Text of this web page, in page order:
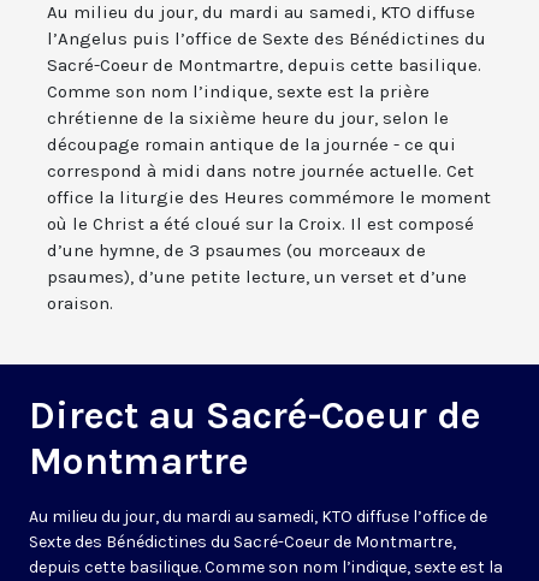
Au milieu du jour, du mardi au samedi, KTO diffuse
l’Angelus puis l’office de Sexte des Bénédictines du
Sacré-Coeur de Montmartre, depuis cette basilique.
Comme son nom l’indique, sexte est la prière
chrétienne de la sixième heure du jour, selon le
découpage romain antique de la journée - ce qui
correspond à midi dans notre journée actuelle. Cet
office la liturgie des Heures commémore le moment
où le Christ a été cloué sur la Croix. Il est composé
d’une hymne, de 3 psaumes (ou morceaux de
psaumes), d’une petite lecture, un verset et d’une
oraison.
Direct au Sacré-Coeur de
Montmartre
Au milieu du jour, du mardi au samedi, KTO diffuse l’office de
Sexte des Bénédictines du Sacré-Coeur de Montmartre,
depuis cette basilique. Comme son nom l’indique, sexte est la